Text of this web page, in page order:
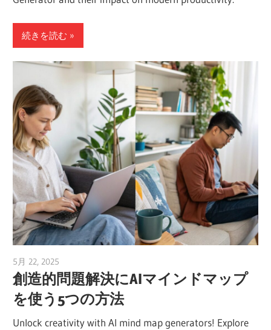
続きを読む
5月 22, 2025
創造的問題解決にAIマインドマップ
を使う5つの方法
Unlock creativity with AI mind map generators! Explore